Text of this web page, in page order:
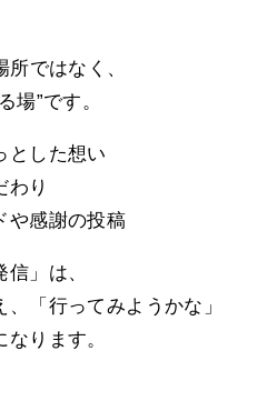
ではなく、
場”です。
とした想い
わり
や感謝の投稿
」は、
「行ってみようかな」
ります。